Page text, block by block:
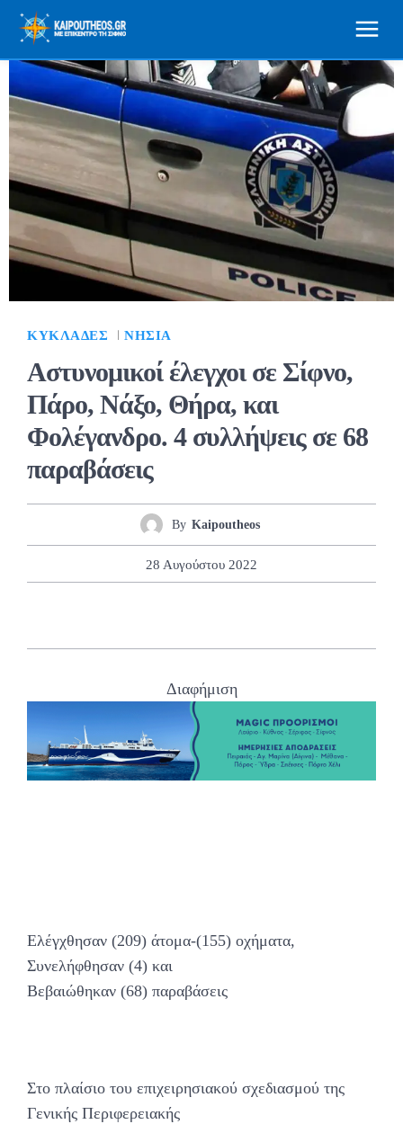
ΚΥΚΛΆΔΕΣ ΝΗΣΙΆ
Αστυνομικοί έλεγχοι σε Σίφνο,
Πάρο, Νάξο, Θήρα, και
Φολέγανδρο. 4 συλλήψεις σε 68
παραβάσεις
By Kaipoutheos
28 Αυγούστου 2022
Διαφήμιση
Ελέγχθησαν (209) άτομα-(155) οχήματα,
Συνελήφθησαν (4) και
Βεβαιώθηκαν (68) παραβάσεις
Στο πλαίσιο του επιχειρησιακού σχεδιασμού της
Γενικής Περιφερειακής